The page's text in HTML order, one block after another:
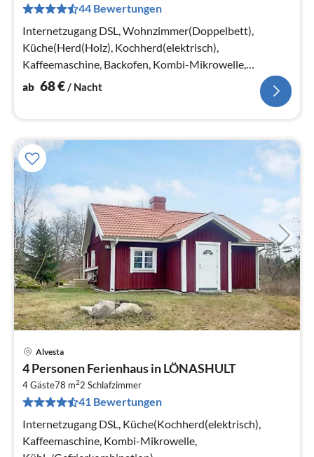
44 Bewertungen
Internetzugang DSL, Wohnzimmer(Doppelbett),
Küche(Herd(Holz), Kochherd(elektrisch),
Kaffeemaschine, Backofen, Kombi-Mikrowelle,
Kühlschrank(+ Gefrierfach), Tiefkühlschrank(1-59L))
ab 68€/ Nacht
Alvesta
4 Personen Ferienhaus in LÖNASHULT
4 Gäste78 m22 Schlafzimmer
41 Bewertungen
Internetzugang DSL, Küche(Kochherd(elektrisch),
Kaffeemaschine, Kombi-Mikrowelle,